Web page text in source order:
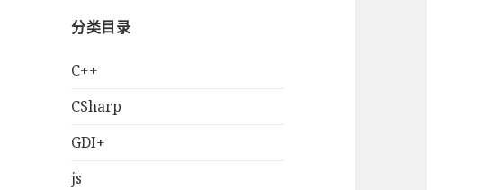
分类目录
C++
CSharp
GDI+
js